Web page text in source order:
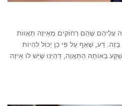
עֲלֵיהֶם שֶׁהֵם רְחוֹקִים מֵאֵיזֶה תַּאֲווֹת
בָּזֶה. דַּע, שֶׁאַף עַל פִּי כֵן יָכוֹל לִהְיוֹת
בְּאוֹתָהּ הַתַּאֲוָה, דְּהַיְנוּ שֶׁיֵּשׁ לוֹ אֵיזֶה